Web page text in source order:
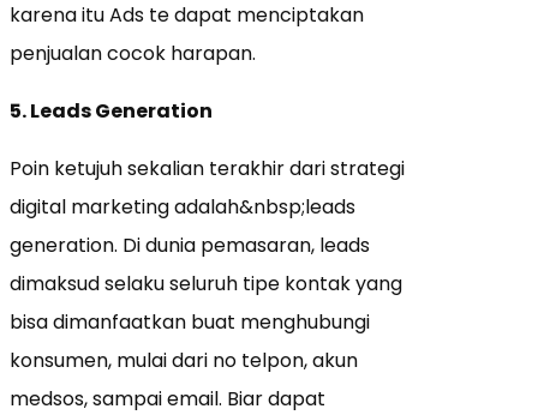
karena itu Ads te dapat menciptakan
penjualan cocok harapan.
5. Leads Generation
Poin ketujuh sekalian terakhir dari strategi
digital marketing adalah&nbsp;leads
generation. Di dunia pemasaran, leads
dimaksud selaku seluruh tipe kontak yang
bisa dimanfaatkan buat menghubungi
konsumen, mulai dari no telpon, akun
medsos, sampai email. Biar dapat